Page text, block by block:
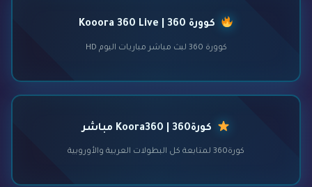
كوورة 360 | Kooora 360 Live
كوورة 360 لبث مباشر مباريات اليوم HD
كورة360 | Koora360 مباشر
كورة360 لمتابعة كل البطولات العربية والأوروبية